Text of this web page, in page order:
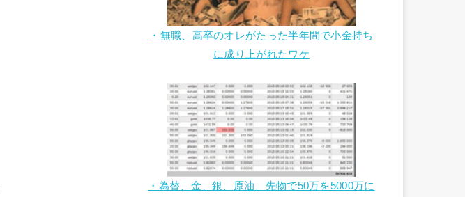
・無職、高卒のオレがたった半年間で小金持ち
に成り上がれたワケ
・為替、金、銀、原油、先物で50万を5000万に